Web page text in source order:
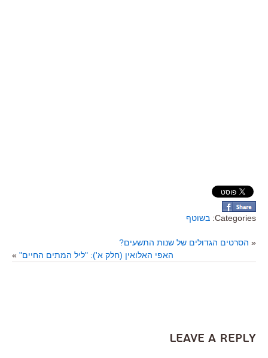
Categories: בשוטף
« הסרטים הגדולים של שנות התשעים?
האפי האלואין (חלק א'): "ליל המתים החיים" »
Leave a Reply